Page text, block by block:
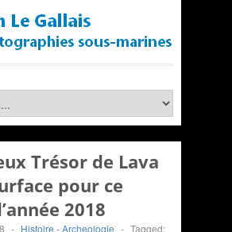
Trésor de Lava
pour ce
2018
- Histoire - Archeologie - Tagged: